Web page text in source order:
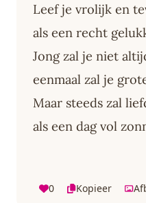
Leef je vrolijk en
als een recht
Jong zal je niet
eenmaal zal je
Maar steeds zal
als een dag vol
0 Kopieer